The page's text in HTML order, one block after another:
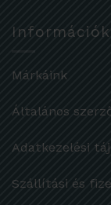
Információk
Márkáink
Általános
Adatkezelési
Szállítási és